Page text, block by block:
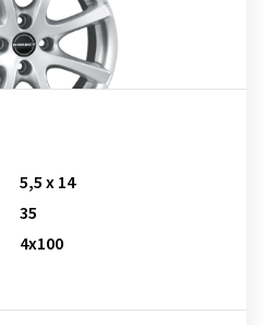
5,5 x 14
35
4x100